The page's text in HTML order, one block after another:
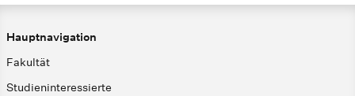
Hauptnavigation
Fakultät
Studieninteressierte